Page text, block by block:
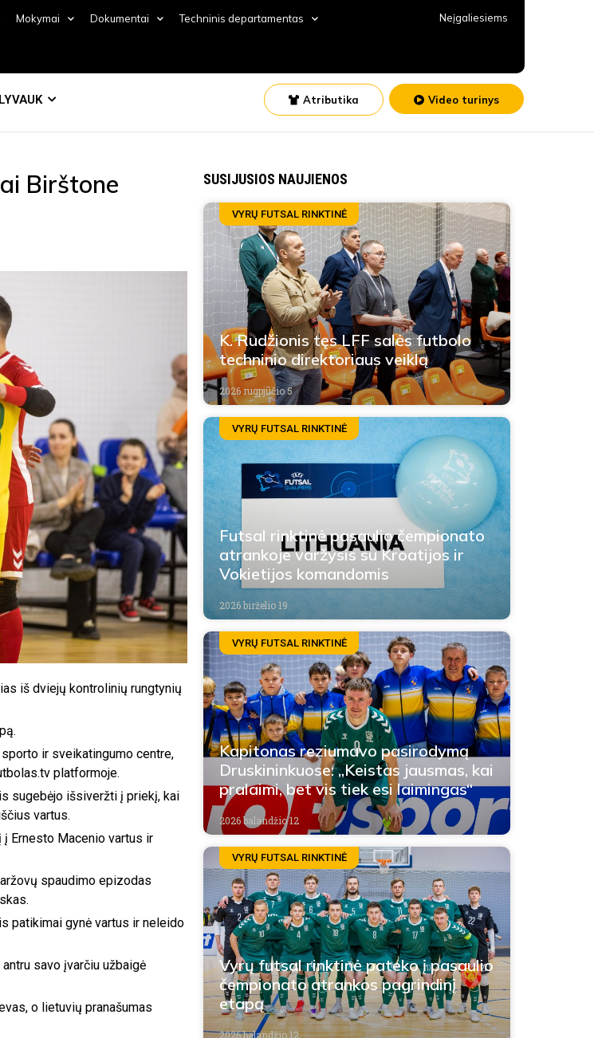
Mokymai Dokumentai Techninis departamentas Neįgaliesiems
Atributika Video turinys
Birštone
iš dviejų kontrolinių rungtynių
ir sveikatingumo centre,
platformoje.
sugebėjo išsiveržti į priekį, kai
vartus.
Ernesto Macenio vartus ir
spaudimo epizodas
patikimai gynė vartus ir neleido
savo įvarčiu užbaigė
o lietuvių pranašumas
SUSIJUSIOS NAUJIENOS
VYRŲ FUTSAL RINKTINĖ
K. Rudžionis tęs LFF salės futbolo
techninio direktoriaus veiklą
2026 rugpjūčio 5
VYRŲ FUTSAL RINKTINĖ
Futsal rinktinė pasaulio čempionato
atrankoje varžysis su Kroatijos ir
Vokietijos komandomis
2026 birželio 19
VYRŲ FUTSAL RINKTINĖ
Kapitonas reziumavo pasirodymą
Druskininkuose: „Keistas jausmas, kai
pralaimi, bet vis tiek esi laimingas“
2026 balandžio 12
VYRŲ FUTSAL RINKTINĖ
Vyrų futsal rinktinė pateko į pasaulio
čempionato atrankos pagrindinį
etapą
2026 balandžio 12